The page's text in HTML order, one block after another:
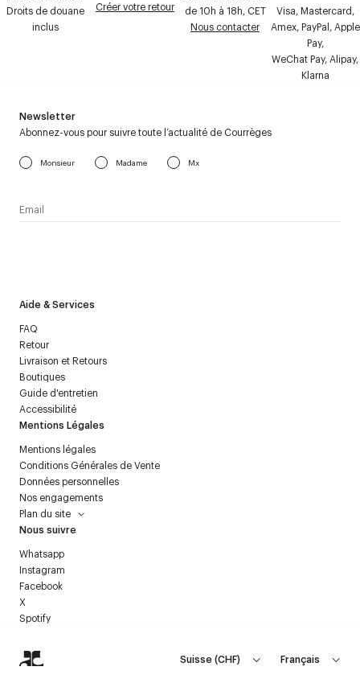
Droits de douane
inclus
Créer votre retour
de 10h à 18h, CET
Nous contacter
Visa, Mastercard,
Amex, PayPal, Apple
Pay,
WeChat Pay, Alipay,
Klarna
Aide & Services
FAQ
Retour
Livraison et Retours
Boutiques
Guide d'entretien
Accessibilité
Mentions Légales
Mentions légales
Conditions Générales de Vente
Données personnelles
Nos engagements
Plan du site
Nous suivre
Whatsapp
Instagram
Facebook
X
Spotify
Newsletter
Abonnez-vous pour suivre toute l’actualité de Courrèges
Monsieur Madame Mx
Suisse(CHF) Français